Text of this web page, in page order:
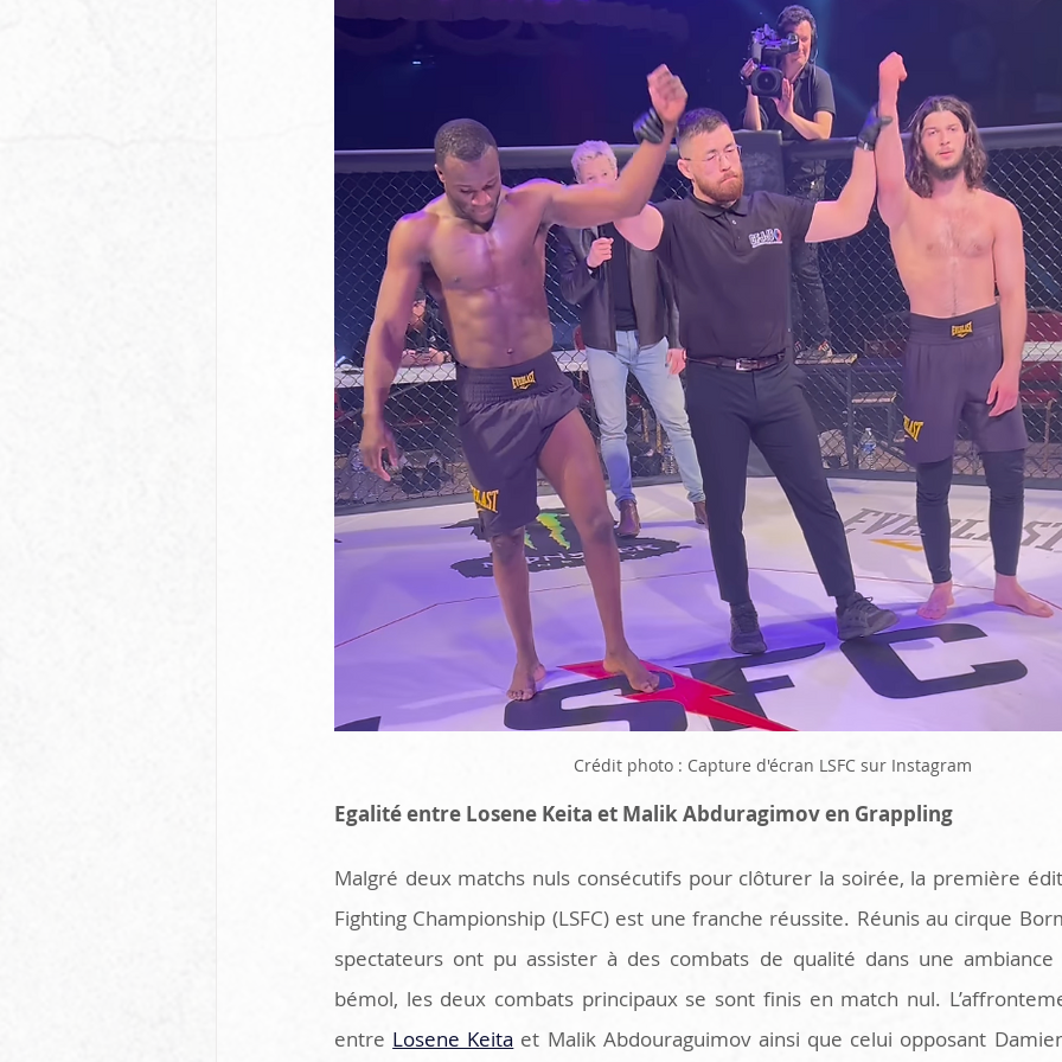
Crédit photo : Capture d'écran LSFC sur Instagram
Egalité entre Losene Keita et Malik Abduragimov en Grappling
Malgré deux matchs nuls consécutifs pour clôturer la soirée, la première
Fighting Championship (LSFC) est une franche réussite. Réunis au cirque
spectateurs ont pu assister à des combats de qualité dans une ambiance
bémol, les deux combats principaux se sont finis en match nul.
entre Losene Keita et Malik Abdouraguimov ainsi que celui opposant